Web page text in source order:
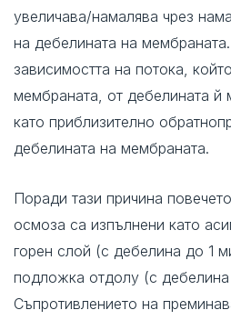
увеличава/намалява чрез
на дебелината на
зависимостта на потока,
мембраната, от дебелината
като приблизително
дебелината на мембраната.
Поради тази причина
осмоза са изпълнени като
горен слой (с дебелина до 1
подложка отдолу (с
Съпротивлението на